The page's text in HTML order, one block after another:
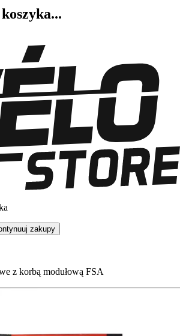
zakupy
z korbą modułową FSA